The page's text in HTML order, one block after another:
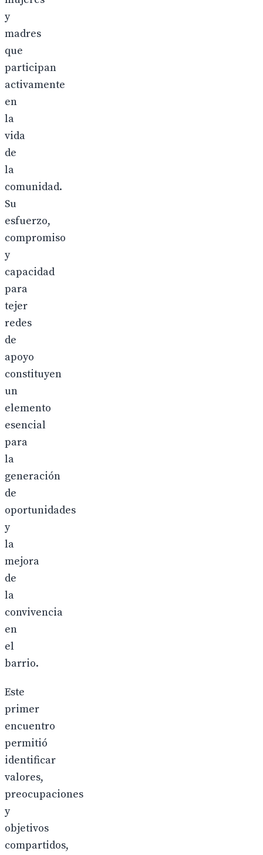
y
madres
que
participan
activamente
en
la
vida
de
la
comunidad.
Su
esfuerzo,
compromiso
y
capacidad
para
tejer
redes
de
apoyo
constituyen
un
elemento
esencial
para
la
generación
de
oportunidades
y
la
mejora
de
la
convivencia
en
el
barrio.
Este
primer
encuentro
permitió
identificar
valores,
preocupaciones
y
objetivos
compartidos,